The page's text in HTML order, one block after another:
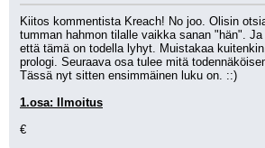
Kiitos kommentista Kreach! No joo. Olisin
tumman hahmon tilalle vaikka sanan "hän".
että tämä on todella lyhyt. Muistakaa
prologi. Seuraava osa tulee mitä
Tässä nyt sitten ensimmäinen luku on. ::)
1.osa: Ilmoitus
€